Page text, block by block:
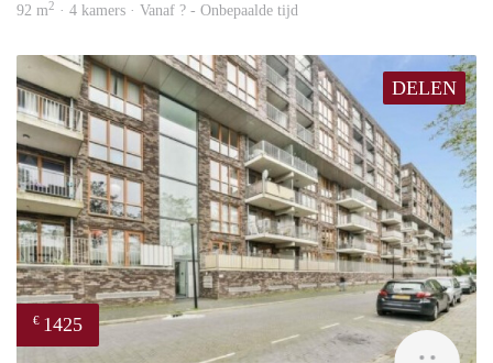
92 m2 · 4 kamers · Vanaf ? - Onbepaalde tijd
DELEN
€ 1425